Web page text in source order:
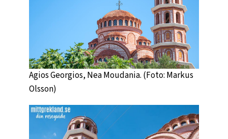
Agios Georgios, Nea Moudania. (Foto: Markus
Olsson)